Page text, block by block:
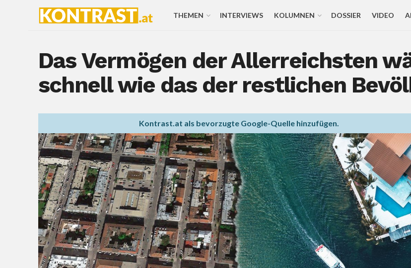
THEMEN INTERVIEWS KOLUMNEN DOSSIER VIDEO
Das Vermögen der Allerreichsten
schnell wie das der restlichen
Kontrast.at als bevorzugte Google-Quelle hinzufügen.